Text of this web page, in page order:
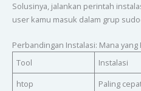
Solusinya, jalankan perintah
user kamu masuk dalam grup
Perbandingan Instalasi: Mana yang
Tool
Instalasi
htop
Paling